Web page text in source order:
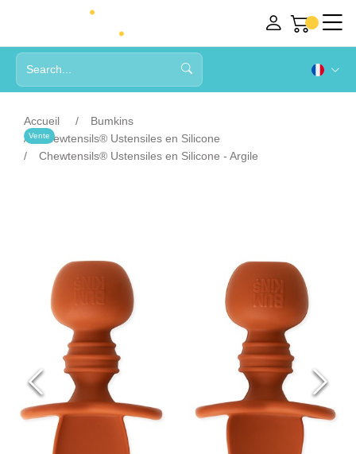
Accueil
Bumkins
Chewtensils® Ustensiles en Silicone
Chewtensils® Ustensiles en Silicone - Argile
Vente